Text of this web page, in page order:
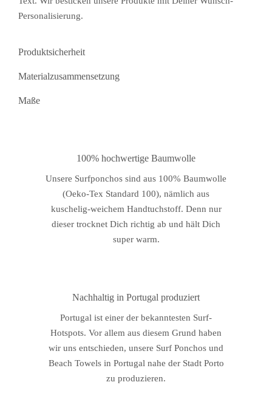
Personalisierung.
Produktsicherheit
Materialzusammensetzung
Maße
100% hochwertige Baumwolle
Unsere Surfponchos sind aus 100% Baumwolle
(Oeko-Tex Standard 100), nämlich aus
kuschelig-weichem Handtuchstoff. Denn nur
dieser trocknet Dich richtig ab und hält Dich
super warm.
Nachhaltig in Portugal produziert
Portugal ist einer der bekanntesten Surf-
Hotspots. Vor allem aus diesem Grund haben
wir uns entschieden, unsere Surf Ponchos und
Beach Towels in Portugal nahe der Stadt Porto
zu produzieren.